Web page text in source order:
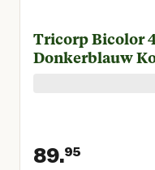
Tricorp Bicolor
Donkerblauw
89.95